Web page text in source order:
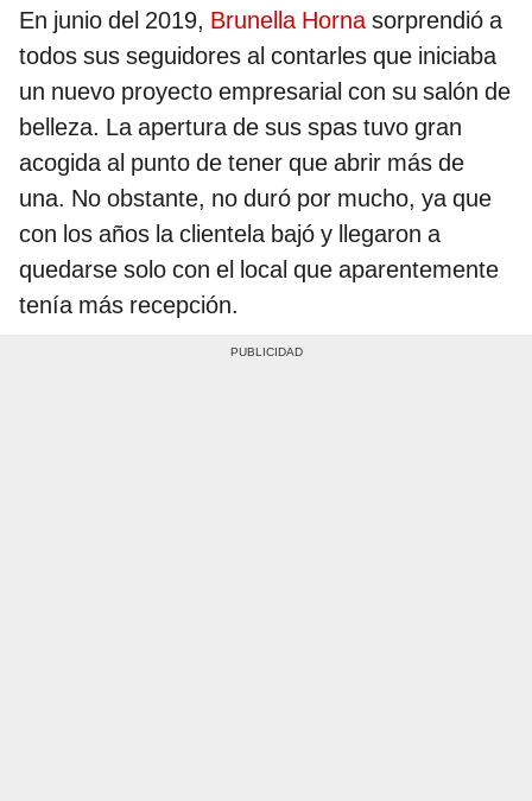
En junio del 2019, Brunella Horna sorprendió a
todos sus seguidores al contarles que iniciaba
un nuevo proyecto empresarial con su salón de
belleza. La apertura de sus spas tuvo gran
acogida al punto de tener que abrir más de
una. No obstante, no duró por mucho, ya que
con los años la clientela bajó y llegaron a
quedarse solo con el local que aparentemente
tenía más recepción.